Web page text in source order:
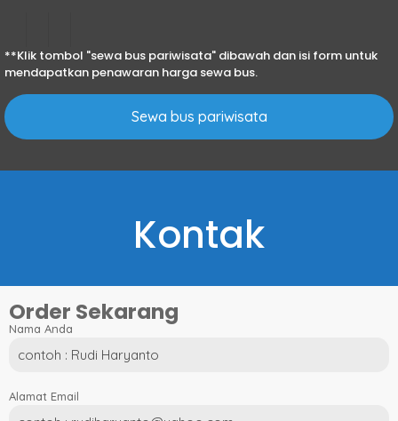
**Klik tombol "sewa bus pariwisata" dibawah dan isi form untuk
mendapatkan penawaran harga sewa bus.
Sewa bus pariwisata
Kontak
Order Sekarang
Nama Anda
Alamat Email